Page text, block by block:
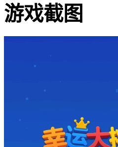
游戏截图